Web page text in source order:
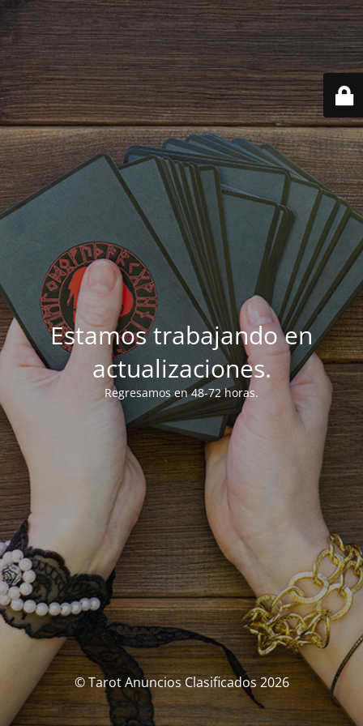
Estamos trabajando en
actualizaciones.
Regresamos en 48-72 horas.
© Tarot Anuncios Clasificados 2026